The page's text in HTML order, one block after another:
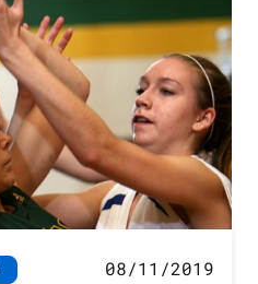
08/11/2019